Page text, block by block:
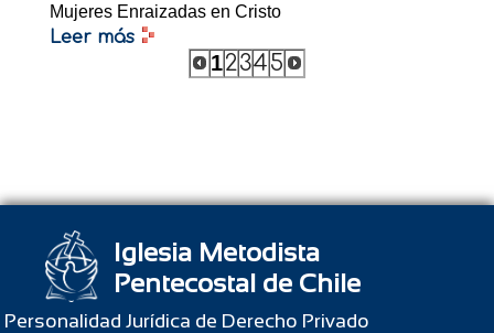
Mujeres Enraizadas en Cristo
Leer más
12345
Iglesia Metodista
Pentecostal de Chile
Personalidad Jurídica de Derecho Privado